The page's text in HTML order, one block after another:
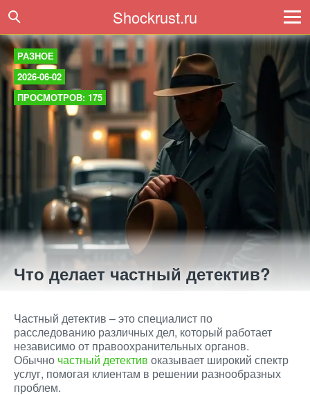
Shockrust.ru
РАЗНОЕ
2026-06-02
ПРОСМОТРОВ: 175
Что делает частный детектив?
Частный детектив – это специалист по
расследованию различных дел, который работает
независимо от правоохранительных органов.
Обычно частный детектив оказывает широкий спектр
услуг, помогая клиентам в решении разнообразных
проблем.